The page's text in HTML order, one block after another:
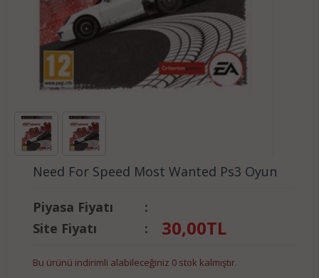
Need For Speed Most Wanted Ps3 Oyun
Piyasa Fiyatı
:
Site Fiyatı
: 30,00TL
Bu ürünü indirimli alabileceğiniz 0 stok kalmıştır.